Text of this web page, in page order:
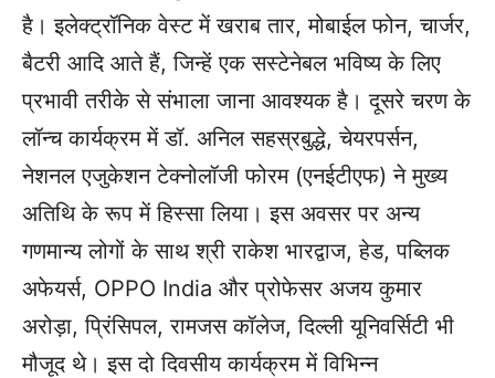
है। इलेक्ट्रॉनिक वेस्ट में खराब तार, मोबाईल फोन, चार्जर,
बैटरी आदि आते हैं, जिन्हें एक सस्टेनेबल भविष्य के लिए
प्रभावी तरीके से संभाला जाना आवश्यक है। दूसरे चरण के
लॉन्च कार्यक्रम में डॉ. अनिल सहस्रबुद्धे, चेयरपर्सन,
नेशनल एजुकेशन टेक्नोलॉजी फोरम (एनईटीएफ) ने मुख्य
अतिथि के रूप में हिस्सा लिया। इस अवसर पर अन्य
गणमान्य लोगों के साथ श्री राकेश भारद्वाज, हेड, पब्लिक
अफेयर्स, OPPO India और प्रोफेसर अजय कुमार
अरोड़ा, प्रिंसिपल, रामजस कॉलेज, दिल्ली यूनिवर्सिटी भी
मौजूद थे। इस दो दिवसीय कार्यक्रम में विभिन्न